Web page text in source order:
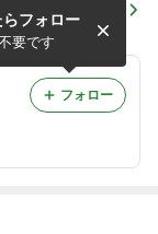
永代供養塔施工例
フォロー
要です
フォロー